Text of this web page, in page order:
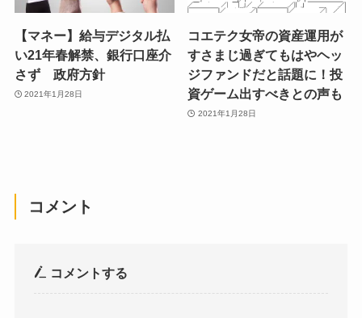
【マネー】給与デジタル払
い21年春解禁、銀行口座介
さず 政府方針
2021年1月28日
コエテク女帝の資産運用が
すさまじ過ぎてもはやヘッ
ジファンドだと話題に！投
資ゲーム出すべきとの声も
2021年1月28日
コメント
コメントする